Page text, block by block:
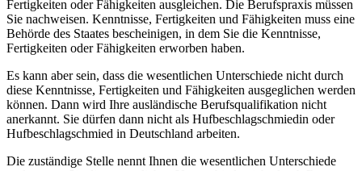
Fertigkeiten oder Fähigkeiten ausgleichen. Die Berufspraxis müssen
Sie nachweisen. Kenntnisse, Fertigkeiten und Fähigkeiten muss eine
Behörde des Staates bescheinigen, in dem Sie die Kenntnisse,
Fertigkeiten oder Fähigkeiten erworben haben.
Es kann aber sein, dass die wesentlichen Unterschiede nicht durch
diese Kenntnisse, Fertigkeiten und Fähigkeiten ausgeglichen werden
können. Dann wird Ihre ausländische Berufsqualifikation nicht
anerkannt. Sie dürfen dann nicht als Hufbeschlagschmiedin oder
Hufbeschlagschmied in Deutschland arbeiten.
Die zuständige Stelle nennt Ihnen die wesentlichen Unterschiede